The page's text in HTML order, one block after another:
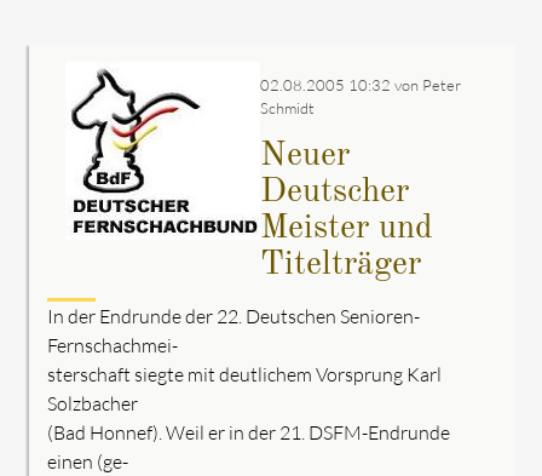
02.08.2005 10:32 von Peter
Schmidt
Neuer
Deutscher
Meister und
Titelträger
In der Endrunde der 22. Deutschen Senioren-
Fernschachmei-
sterschaft siegte mit deutlichem Vorsprung Karl
Solzbacher
(Bad Honnef). Weil er in der 21. DSFM-Endrunde
einen (ge-